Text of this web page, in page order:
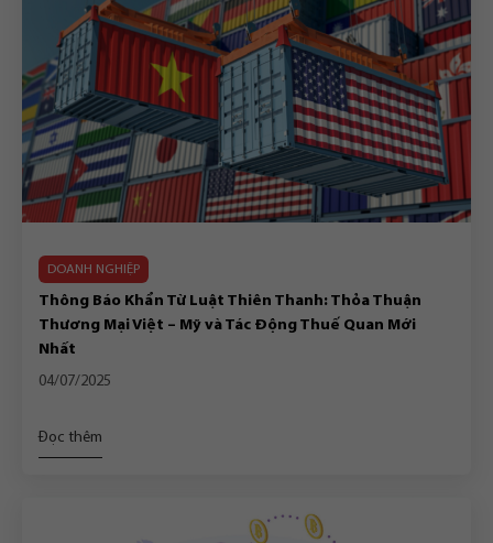
DOANH NGHIỆP
Thông Báo Khẩn Từ Luật Thiên Thanh: Thỏa Thuận
Thương Mại Việt – Mỹ và Tác Động Thuế Quan Mới
Nhất
04/07/2025
Đọc thêm